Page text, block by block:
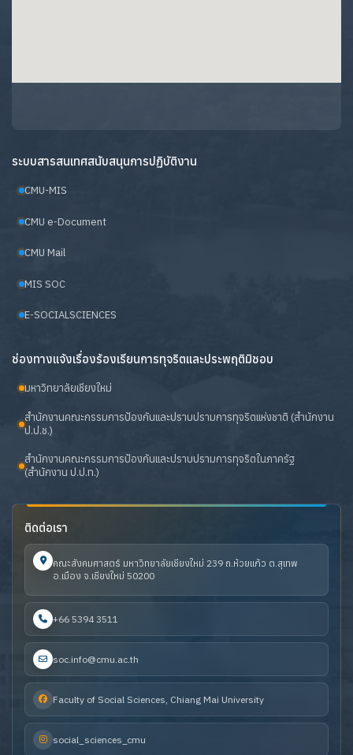
ระบบสารสนเทศสนับสนุนการปฏิบัติงาน
CMU-MIS
CMU e-Document
CMU Mail
MIS SOC
E-SOCIALSCIENCES
ช่องทางแจ้งเรื่องร้องเรียนการทุจริตและประพฤติมิชอบ
มหาวิทยาลัยเชียงใหม่
สำนักงานคณะกรรมการป้องกันและปราบปรามการทุจริตแห่งชาติ (สำนักงาน
ป.ป.ช.)
สำนักงานคณะกรรมการป้องกันและปราบปรามการทุจริตในภาครัฐ
(สำนักงาน ป.ป.ท.)
ติดต่อเรา
คณะสังคมศาสตร์ มหาวิทยาลัยเชียงใหม่ 239 ถ.ห้วยแก้ว ต.สุเทพ
อ.เมือง จ.เชียงใหม่ 50200
+66 5394 3511
soc.info@cmu.ac.th
Faculty of Social Sciences, Chiang Mai University
social_sciences_cmu